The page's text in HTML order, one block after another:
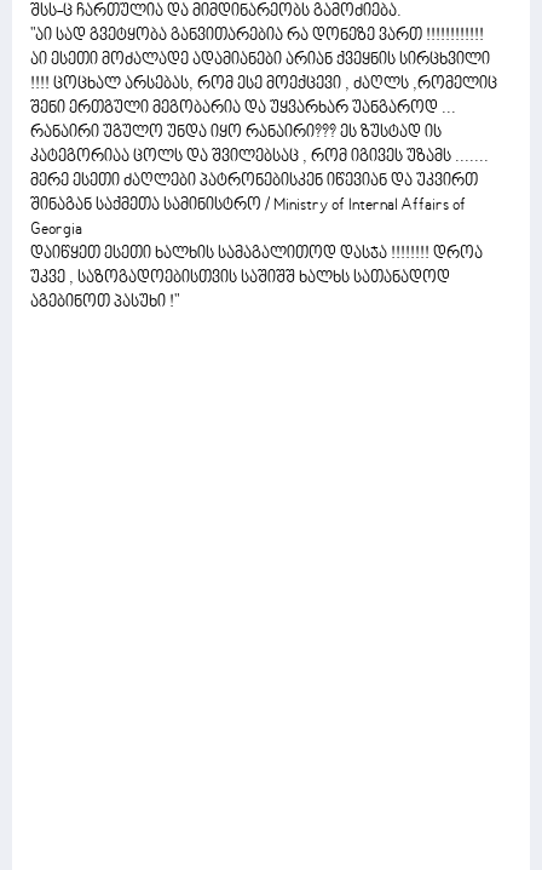
შსს-ც ჩართულია და მიმდინარეობს გამოძიება.
"აი სად გვეტყობა განვითარებია რა დონეზე ვართ !!!!!!!!!!!!
აი ესეთი მოძალადე ადამიანები არიან ქვეყნის სირცხვილი
!!!! ცოცხალ არსებას, რომ ესე მოექცევი , ძაღლს ,რომელიც
შენი ერთგული მეგობარია და უყვარხარ უანგაროდ ...
რანაირი უგულო უნდა იყო რანაირი??? ეს ზუსტად ის
კატეგორიაა ცოლს და შვილებსაც , რომ იგივეს უზამს .......
მერე ესეთი ძაღლები პატრონებისკენ იწევიან და უკვირთ
შინაგან საქმეთა სამინისტრო / Ministry of Internal Affairs of
Georgia
დაიწყეთ ესეთი ხალხის სამაგალითოდ დასჯა !!!!!!!! დროა
უკვე , საზოგადოებისთვის საშიშშ ხალხს სათანადოდ
აგებინოთ პასუხი !"